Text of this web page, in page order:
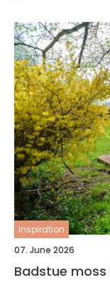
inspiration
07. June 2026